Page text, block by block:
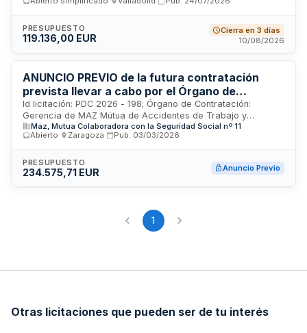
un contrato de naturaleza privada no sujeto a regulación
responsable designado en el Anexo I del pliego. El contratista
deberá cumplir con los requisitos de solvencia económica,
obligaciones en materia medioambiental, social y laboral
según la LCSP.
PRESUPUESTO
119.136,00 EUR
Cierra en 3 días
10/08/2026
ANUNCIO PREVIO de la futura contratación
prevista llevar a cabo por el Órgano de
Contratación de MAZ a lo largo del ejercicio
2026 del Suministro de soluciones
intravenosas e irrigación con destino al
Zaragoza.
Id licitación: PDC 2026 - 198; Órgano de Contratación:
Gerencia de MAZ Mútua de Accidentes de Trabajo y
Enfermedades Profesionales de la Seguridad Social nº 11;
Importe: 0 EUR; Estado: PRE
Maz, Mutua Colaboradora con la Seguridad Social nº 11
Abierto
Zaragoza Pub. 03/03/2026
PRESUPUESTO
234.575,71 EUR Anuncio Previo
1
Otras licitaciones que pueden ser de tu interés